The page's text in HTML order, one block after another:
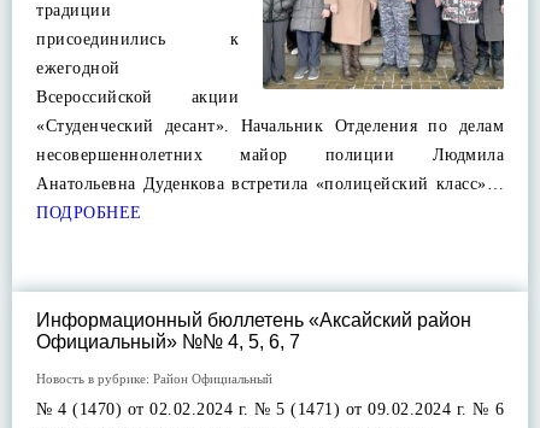
традиции
присоединились к
ежегодной
Всероссийской акции
«Студенческий десант». Начальник Отделения по делам
несовершеннолетних майор полиции Людмила
Анатольевна Дуденкова встретила «полицейский класс»…
ПОДРОБНЕЕ
Информационный бюллетень «Аксайский район
Официальный» №№ 4, 5, 6, 7
Новость в рубрике: Район Официальный
№ 4 (1470) от 02.02.2024 г. № 5 (1471) от 09.02.2024 г. № 6